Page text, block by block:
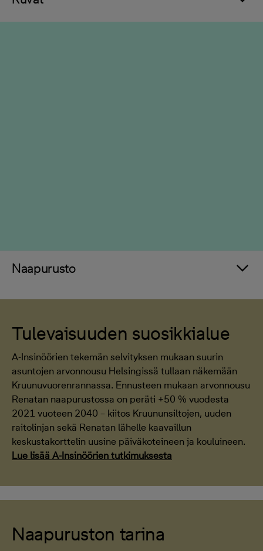
Naapurusto
Tulevaisuuden suosikkialue
A-Insinöörien tekemän selvityksen mukaan suurin
asuntojen arvonnousu Helsingissä tullaan näkemään
Kruunuvuorenrannassa. Ennusteen mukaan arvonnousu
Renatan naapurustossa on peräti +50 % vuodesta
2021 vuoteen 2040 – kiitos Kruununsiltojen, uuden
raitolinjan sekä Renatan lähelle kaavaillun
keskustakorttelin uusine päiväkoteineen ja kouluineen.
Lue lisää A-Insinöörien tutkimuksesta
Naapuruston tarina